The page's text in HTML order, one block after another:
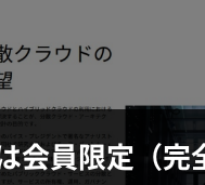
会員限定（完